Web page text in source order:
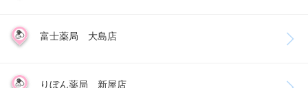
富士薬局 大島店
りぼん薬局 新屋店